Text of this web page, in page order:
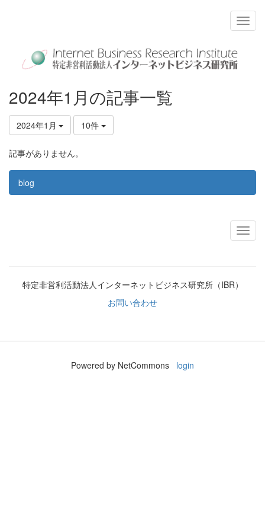
2024年1月の記事一覧
2024年1月 10件
記事がありません。
blog
特定非営利活動法人インターネットビジネス研究所（IBR）
お問い合わせ
Powered by NetCommons login